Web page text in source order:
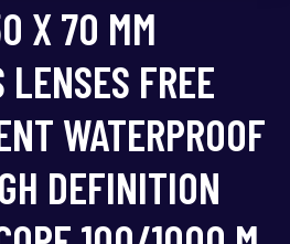
X 70 MM
LENSES FREE
WATERPROOF
DEFINITION